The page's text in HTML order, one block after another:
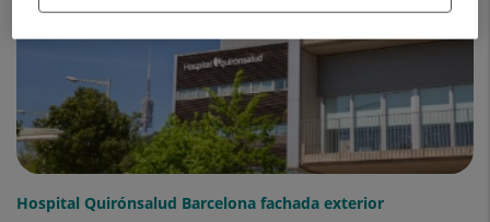
Hospital Quirónsalud Barcelona fachada exterior